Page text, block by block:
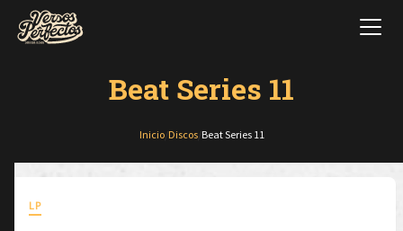
Beat Series 11
Inicio/ Discos/ Beat Series 11
LP